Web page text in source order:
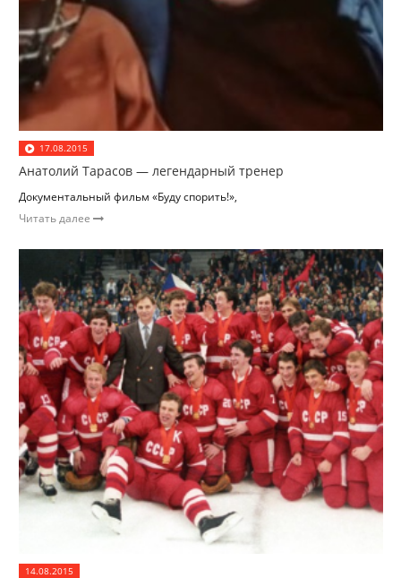
17.08.2015
Анатолий Тарасов — легендарный тренер
Документальный фильм «Буду спорить!»,
Читать далее
14.08.2015